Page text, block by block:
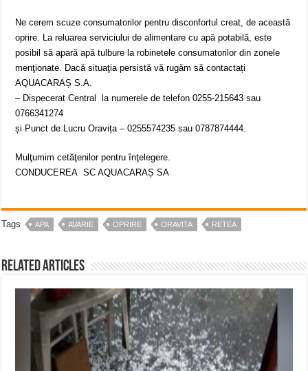
Ne cerem scuze consumatorilor pentru disconfortul creat, de această
oprire. La reluarea serviciului de alimentare cu apă potabilă, este
posibil să apară apă tulbure la robinetele consumatorilor din zonele
menţionate. Dacă situaţia persistă vă rugăm să contactați
AQUACARAȘ S.A.
– Dispecerat Central la numerele de telefon 0255-215643 sau
0766341274
și Punct de Lucru Oravița – 0255574235 sau 0787874444.
Mulţumim cetăţenilor pentru înţelegere.
CONDUCEREA SC AQUACARAȘ SA
Tags APA AVARIE OPRIRE ORAVITA RETEA
Related Articles